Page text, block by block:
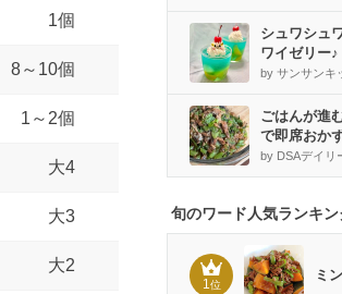
1個
8～10個
1～2個
大4
大3
大2
シュワシュ
ワイゼリー♪
by サンサンキ
ごはんが進
で即席おか
by DSAデイリ
旬のワード人気ランキン
1位
ミ